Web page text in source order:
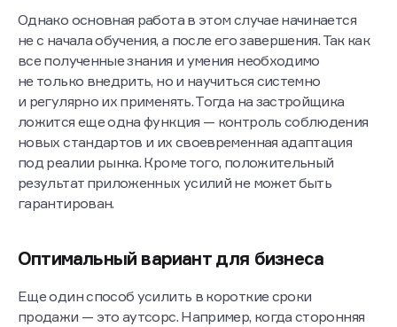
Однако основная работа в этом случае начинается
не с начала обучения, а после его завершения. Так как
все полученные знания и умения необходимо
не только внедрить, но и научиться системно
и регулярно их применять. Тогда на застройщика
ложится еще одна функция — контроль соблюдения
новых стандартов и их своевременная адаптация
под реалии рынка. Кроме того, положительный
результат приложенных усилий не может быть
гарантирован.
Оптимальный вариант для бизнеса
Еще один способ усилить в короткие сроки
продажи — это аутсорс. Например, когда сторонняя